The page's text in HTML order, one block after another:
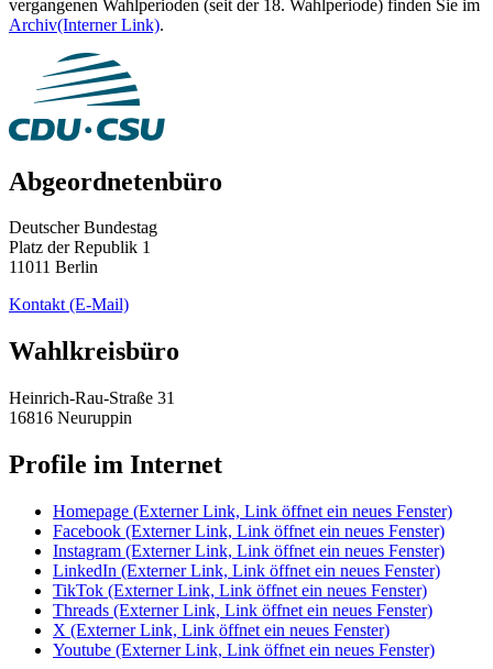
vergangenen Wahlperioden (seit der 18. Wahlperiode) finden Sie im
Archiv(Interner Link).
Abgeordnetenbüro
Deutscher Bundestag
Platz der Republik 1
11011 Berlin
Kontakt(E-Mail)
Wahlkreisbüro
Heinrich-Rau-Straße 31
16816 Neuruppin
Profile im Internet
Homepage (Externer Link, Link öffnet ein neues Fenster)
Facebook (Externer Link, Link öffnet ein neues Fenster)
Instagram (Externer Link, Link öffnet ein neues Fenster)
LinkedIn (Externer Link, Link öffnet ein neues Fenster)
TikTok (Externer Link, Link öffnet ein neues Fenster)
Threads (Externer Link, Link öffnet ein neues Fenster)
X (Externer Link, Link öffnet ein neues Fenster)
Youtube (Externer Link, Link öffnet ein neues Fenster)